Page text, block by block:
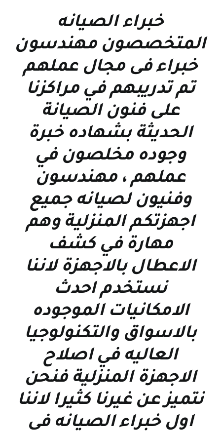
خبراء الصيانه
المتخصصون مهندسون
خبراء فى مجال عملهم
تم تدريبهم في مراكزنا
على فنون الصيانة
الحديثة بشهاده خبرة
وجوده مخلصون في
عملهم ، مهندسون
وفنيون لصيانه جميع
اجهزتكم المنزلية وهم
مهارة في كشف
الاعطال بالاجهزة لاننا
نستخدم احدث
الامكانيات الموجوده
بالاسواق والتكنولوجيا
العاليه في اصلاح
الاجهزة المنزلية فنحن
نتميز عن غيرنا كثيرا لاننا
اول خبراء الصيانه فى